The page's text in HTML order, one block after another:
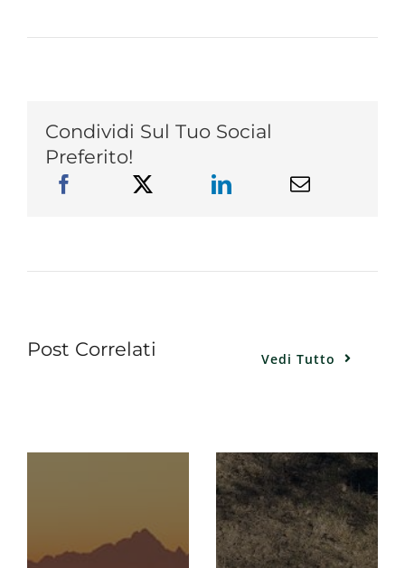
Condividi Sul Tuo Social
Preferito!
Post Correlati Vedi Tutto